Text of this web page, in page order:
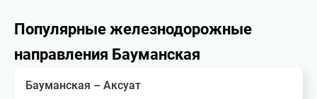
Популярные железнодорожные
направления Бауманская
Бауманская – Аксуат